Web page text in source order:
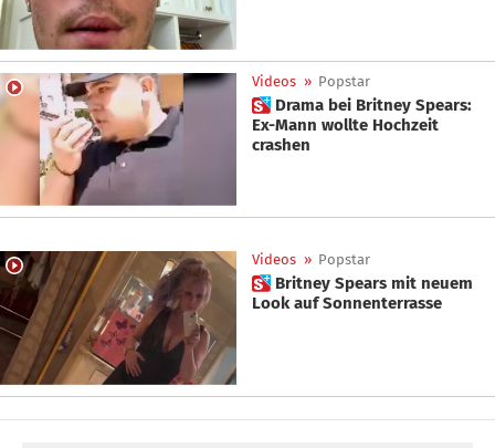
Videos » Popstar
 Drama bei Britney Spears:
Ex-Mann wollte Hochzeit
crashen
Videos » Popstar
 Britney Spears mit neuem
Look auf Sonnenterrasse